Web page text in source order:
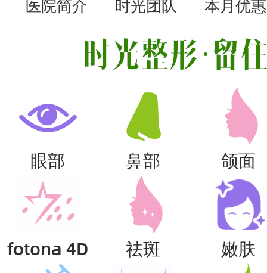
医院简介 时光团队 本月优惠
眼部 鼻部 颌面
fotona 4D 祛斑 嫩肤